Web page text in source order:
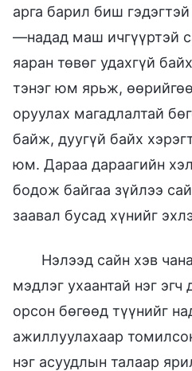
арга барил биш
—надад маш ичгүүртэй
яаран төвөг удахгүй
тэнэг юм ярьж,
оруулах магадлалтай
байж, дуугүй байх
юм. Дараа дараагийн
бодож байгаа зүйлээ
заавал бусад хүнийг
Нэлээд сайн хэв
мэдлэг ухаантай нэг эгч
орсон бөгөөд түүнийг
ажиллуулахаар
нэг асуудлын талаар